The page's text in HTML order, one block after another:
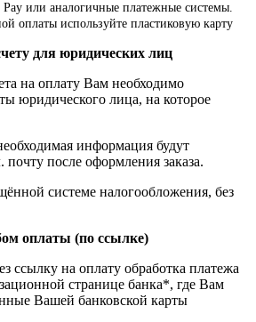
Pay или аналогичные платежные системы.
оплаты используйте пластиковую карту
для юридических лиц
на оплату Вам необходимо
юридического лица, на которое
информация будут
после оформления заказа.
системе налогообложения, без
оплаты (по ссылке)
ссылку на оплату обработка платежа
странице банка*, где Вам
Вашей банковской карты